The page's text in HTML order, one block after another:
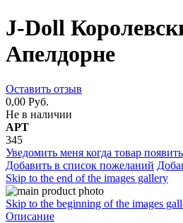
J-Doll
Апелдорне
Оставить отзыв
0,00 Руб.
Не в наличии
АРТ
345
Уведомить меня когда товар
Добавить в список пожеланий
Skip to the end of the images gallery
Skip to the beginning of the images
Описание